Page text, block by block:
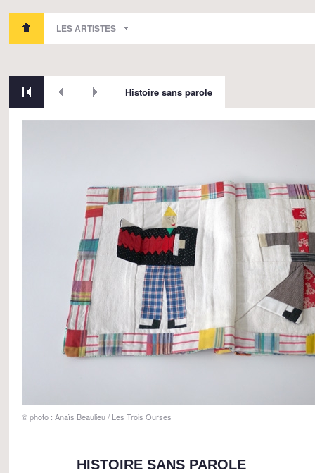
LES ARTISTES
Histoire sans parole
© photo : Anaïs Beaulieu / Les Trois Ourses
HISTOIRE SANS PAROLE